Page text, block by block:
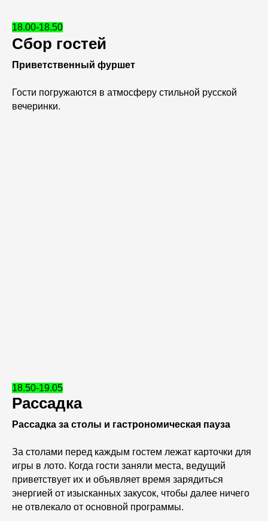
18.00-18.50
Сбор гостей
Приветственный фуршет
Гости погружаются в атмосферу стильной русской
вечеринки.
18.50-19.05
Рассадка
Рассадка за столы и гастрономическая пауза
За столами перед каждым гостем лежат карточки для
игры в лото. Когда гости заняли места, ведущий
приветствует их и объявляет время зарядиться
энергией от изысканных закусок, чтобы далее ничего
не отвлекало от основной программы.